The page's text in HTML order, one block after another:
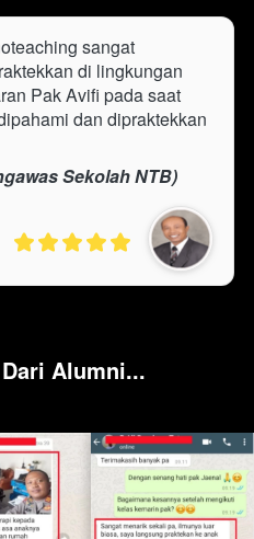
sangat
di lingkungan
Pak Avifi pada saat
dan dipraktekkan
Sekolah NTB)
Alumni...